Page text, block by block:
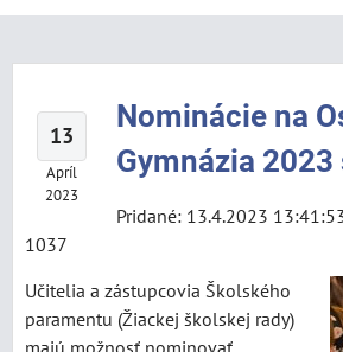
13
Apríl
2023
Nominácie na
Gymnázia
Pridané: 13.4.2023
1037
Učitelia a zástupcovia Školského
paramentu (Žiackej školskej rady)
majú možnosť nominovať